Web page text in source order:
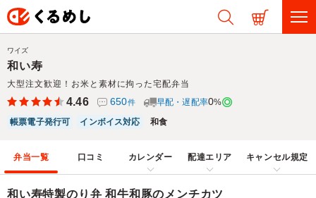
和い寿
大型注文歓迎！お米と素材に拘った宅配弁当
ワイズ
4.46 650件 早配・遅配率0%
帳票電子発行可
インボイス対応 和食
弁当一覧 口コミ カレンダー 配達エリア キャンセル規定
和い寿特製のり弁 和牛和豚のメンチカツ